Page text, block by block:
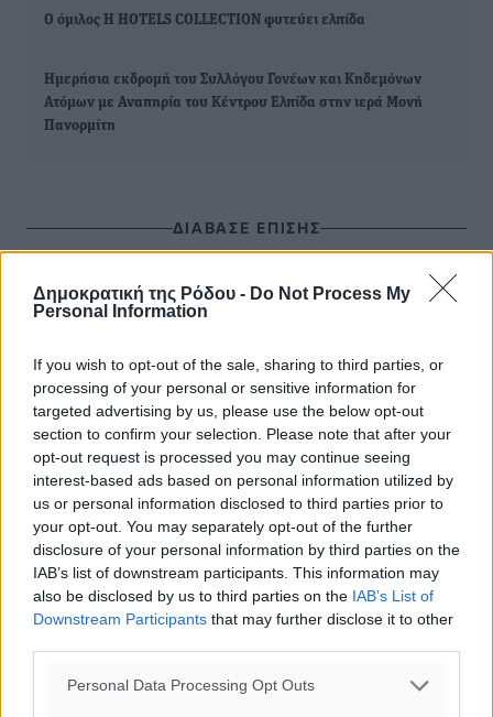
Δημοκρατική της Ρόδου - Do Not Process My
Personal Information
If you wish to opt-out of the sale, sharing to third parties, or
processing of your personal or sensitive information for
targeted advertising by us, please use the below opt-out
section to confirm your selection. Please note that after your
opt-out request is processed you may continue seeing
interest-based ads based on personal information utilized by
us or personal information disclosed to third parties prior to
your opt-out. You may separately opt-out of the further
disclosure of your personal information by third parties on the
IAB’s list of downstream participants. This information may
also be disclosed by us to third parties on the IAB’s List of
Downstream Participants that may further disclose it to other
Personal Data Processing Opt Outs
Ο όμιλος H HOTELS COLLECTION φυτεύει ελπίδα
Ημερήσια εκδρομή του Συλλόγου Γονέων και Κηδεμόνων
Ατόμων με Αναπηρία του Κέντρου Ελπίδα στην ιερά Μονή
Πανορμίτη
ΔΙΑΒΑΣΕ ΕΠΙΣΗΣ
Δύο σχολεία της Λέρου αλλάζουν όψη με δωρεά
αγάπης για τα παιδιά
ΤΟΠΙΚΈΣ ΕΙΔΉΣΕΙΣ
Χαρ. Ναβροζίδης στον RV «Σε τρία χρόνια θα είμαστε η
πιο ψηφιακή Περιφέρεια της χώρας» Δημοπρατείται το
έργο ψηφιακού μετασχηματισμού
08.08.26 · 18:37
ΤΟΠΙΚΈΣ ΕΙΔΉΣΕΙΣ
Γιάννης Χατζής για το νέο Ειδικό Χωροταξικό: Οι
βασικοί οριζόντιοι περιορισμοί παραμένουν – Κίνδυνος
για επενδύσεις, περιουσίες και τοπική ανάπτυξη
08.08.26 · 18:21
Σχολιασμός Άρθρου